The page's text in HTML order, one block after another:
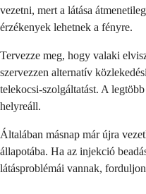
vezetni, mert a látása
érzékenyek lehetnek a fényre.
Tervezze meg, hogy valaki
szervezzen alternatív
telekocsi-szolgáltatást. A
helyreáll.
Általában másnap már újra
állapotába. Ha az injekció
látásproblémái vannak,